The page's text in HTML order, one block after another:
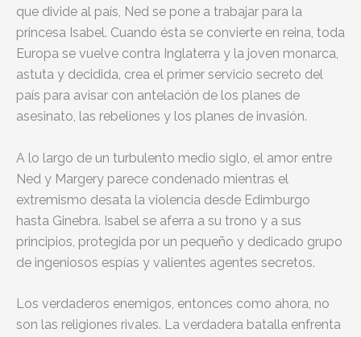
que divide al país, Ned se pone a trabajar para la
princesa Isabel. Cuando ésta se convierte en reina, toda
Europa se vuelve contra Inglaterra y la joven monarca,
astuta y decidida, crea el primer servicio secreto del
país para avisar con antelación de los planes de
asesinato, las rebeliones y los planes de invasión.
A lo largo de un turbulento medio siglo, el amor entre
Ned y Margery parece condenado mientras el
extremismo desata la violencia desde Edimburgo
hasta Ginebra. Isabel se aferra a su trono y a sus
principios, protegida por un pequeño y dedicado grupo
de ingeniosos espías y valientes agentes secretos.
Los verdaderos enemigos, entonces como ahora, no
son las religiones rivales. La verdadera batalla enfrenta